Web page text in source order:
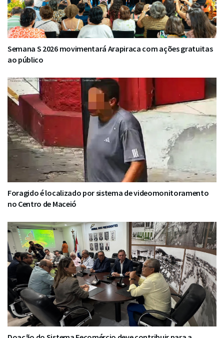
Semana S 2026 movimentará Arapiraca com ações gratuitas
ao público
Foragido é localizado por sistema de videomonitoramento
no Centro de Maceió